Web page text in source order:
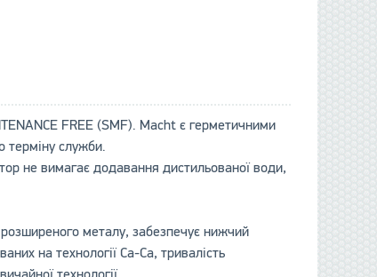
FREE (SMF). Macht є герметичними
терміну служби.
не вимагає додавання дистильованої води,
металу, забезпечує нижчий
на технології Ca-Ca, тривалість